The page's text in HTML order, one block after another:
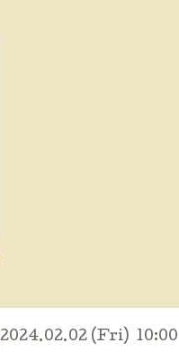
2024.02.02 (Fri) 10:00